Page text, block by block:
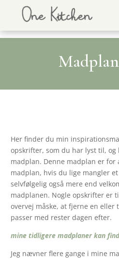
Her finder du min
opskrifter, som du har lyst til, og
madplan. Denne madplan er
madplan, hvis du lige mangler
selvfølgelig også mere end
madplanen. Nogle opskrifter er
overvej måske, at fjerne en eller
passer med rester dagen efter.
mine tidligere madplaner kan
Jeg nævner flere gange i mine